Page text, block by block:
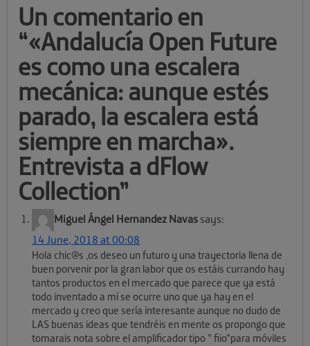
Un comentario en
“«Andalucía Open Future
es como una escalera
mecánica: aunque estés
parado, la escalera está
siempre en marcha».
Entrevista a dFlow
Collection”
Miguel Ángel Hernandez Navas says:
14 June, 2018 at 00:08
Hola chic@s ,os deseo un futuro y una trayectoria llena de
buen porvenir por la gran labor que os estáis currando hay
tantos productos en el mercado que parece que ya está
todo inventado a mí se ocurre uno que ya hay en el
mercado y creo que sería interesante aunque no dudo de
LAS buenas ideas que tendréis en mente os propongo que
tomarais nota sobre el amplificador tipo ” fiio”para móviles